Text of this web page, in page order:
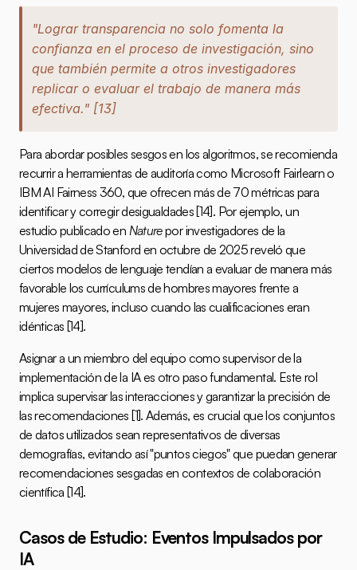
"Lograr transparencia no solo fomenta la
confianza en el proceso de investigación, sino
que también permite a otros investigadores
replicar o evaluar el trabajo de manera más
efectiva." [13]
Para abordar posibles sesgos en los algoritmos, se recomienda
recurrir a herramientas de auditoría como Microsoft Fairlearn
IBM AI Fairness 360, que ofrecen más de 70 métricas para
identificar y corregir desigualdades [14]. Por ejemplo, un
estudio publicado en Nature por investigadores de la
Universidad de Stanford en octubre de 2025 reveló que
ciertos modelos de lenguaje tendían a evaluar de manera más
favorable los currículums de hombres mayores frente a
mujeres mayores, incluso cuando las cualificaciones eran
idénticas [14].
Asignar a un miembro del equipo como supervisor de la
implementación de la IA es otro paso fundamental. Este rol
implica supervisar las interacciones y garantizar la precisión de
las recomendaciones [1]. Además, es crucial que los conjuntos
de datos utilizados sean representativos de diversas
demografías, evitando así "puntos ciegos" que puedan generar
recomendaciones sesgadas en contextos de colaboración
científica [14].
Casos de Estudio: Eventos Impulsados por
IA